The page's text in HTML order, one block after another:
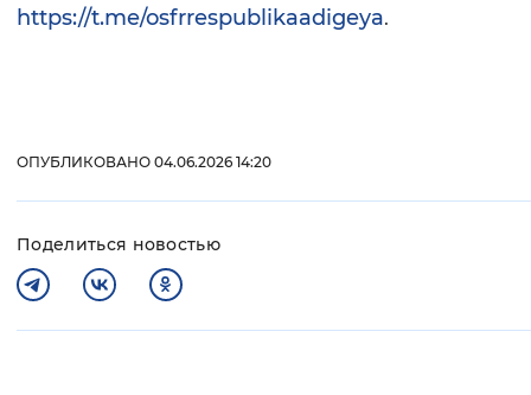
https://t.me/osfrrespublikaadigeya.
ОПУБЛИКОВАНО 04.06.2026 14:20
Поделиться новостью